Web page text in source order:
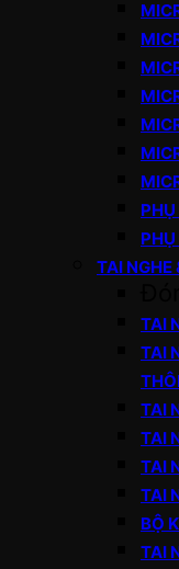
TAI NGHE
TAI
TAI
TAI
TAI
TAI
TAI
BỘ
TAI